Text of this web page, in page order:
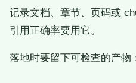
记录文档、章节、页码或
引用正确率要用它。
落地时要留下可检查的产物